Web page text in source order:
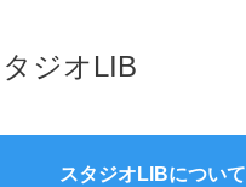
ジオLIB
スタジオLIBについて